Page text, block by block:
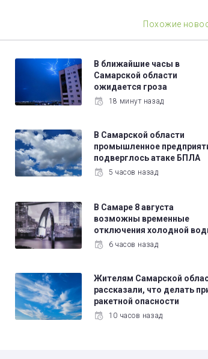
Похожие
В ближайшие часы в
Самарской области
ожидается гроза
18 минут назад
В Самарской области
промышленное
подверглось атаке БПЛА
5 часов назад
В Самаре 8 августа
возможны временные
отключения холодной
6 часов назад
Жителям Самарской
рассказали, что делать
ракетной опасности
10 часов назад